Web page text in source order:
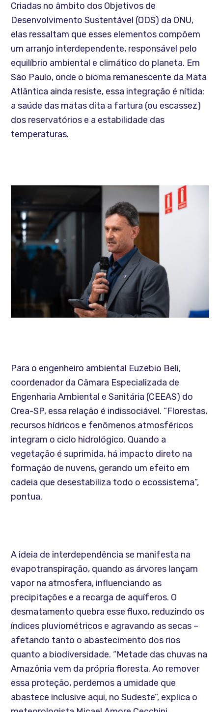
Criadas no âmbito dos Objetivos de
Desenvolvimento Sustentável (ODS) da ONU,
elas ressaltam que esses elementos compõem
um arranjo interdependente, responsável pelo
equilíbrio ambiental e climático do planeta. Em
São Paulo, onde o bioma remanescente da Mata
Atlântica ainda resiste, essa integração é nítida:
a saúde das matas dita a fartura (ou escassez)
dos reservatórios e a estabilidade das
temperaturas.
Para o engenheiro ambiental Euzebio Beli,
coordenador da Câmara Especializada de
Engenharia Ambiental e Sanitária (CEEAS) do
Crea-SP, essa relação é indissociável. “Florestas,
recursos hídricos e fenômenos atmosféricos
integram o ciclo hidrológico. Quando a
vegetação é suprimida, há impacto direto na
formação de nuvens, gerando um efeito em
cadeia que desestabiliza todo o ecossistema”,
pontua.
A ideia de interdependência se manifesta na
evapotranspiração, quando as árvores lançam
vapor na atmosfera, influenciando as
precipitações e a recarga de aquíferos. O
desmatamento quebra esse fluxo, reduzindo os
índices pluviométricos e agravando as secas –
afetando tanto o abastecimento dos rios
quanto a biodiversidade. “Metade das chuvas na
Amazônia vem da própria floresta. Ao remover
essa proteção, perdemos a umidade que
abastece inclusive aqui, no Sudeste”, explica o